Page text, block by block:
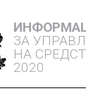
ЗА
НА
2020